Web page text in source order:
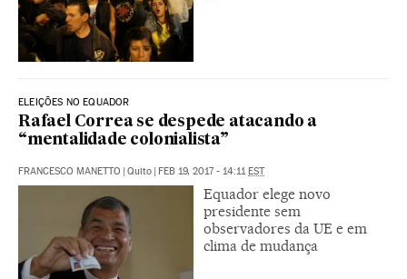
ELEIÇÕES NO EQUADOR
Rafael Correa se despede atacando a
“mentalidade colonialista”
FRANCESCO MANETTO | Quito | FEB 19, 2017 - 14:11 EST
Equador elege novo
presidente sem
observadores da UE e em
clima de mudança